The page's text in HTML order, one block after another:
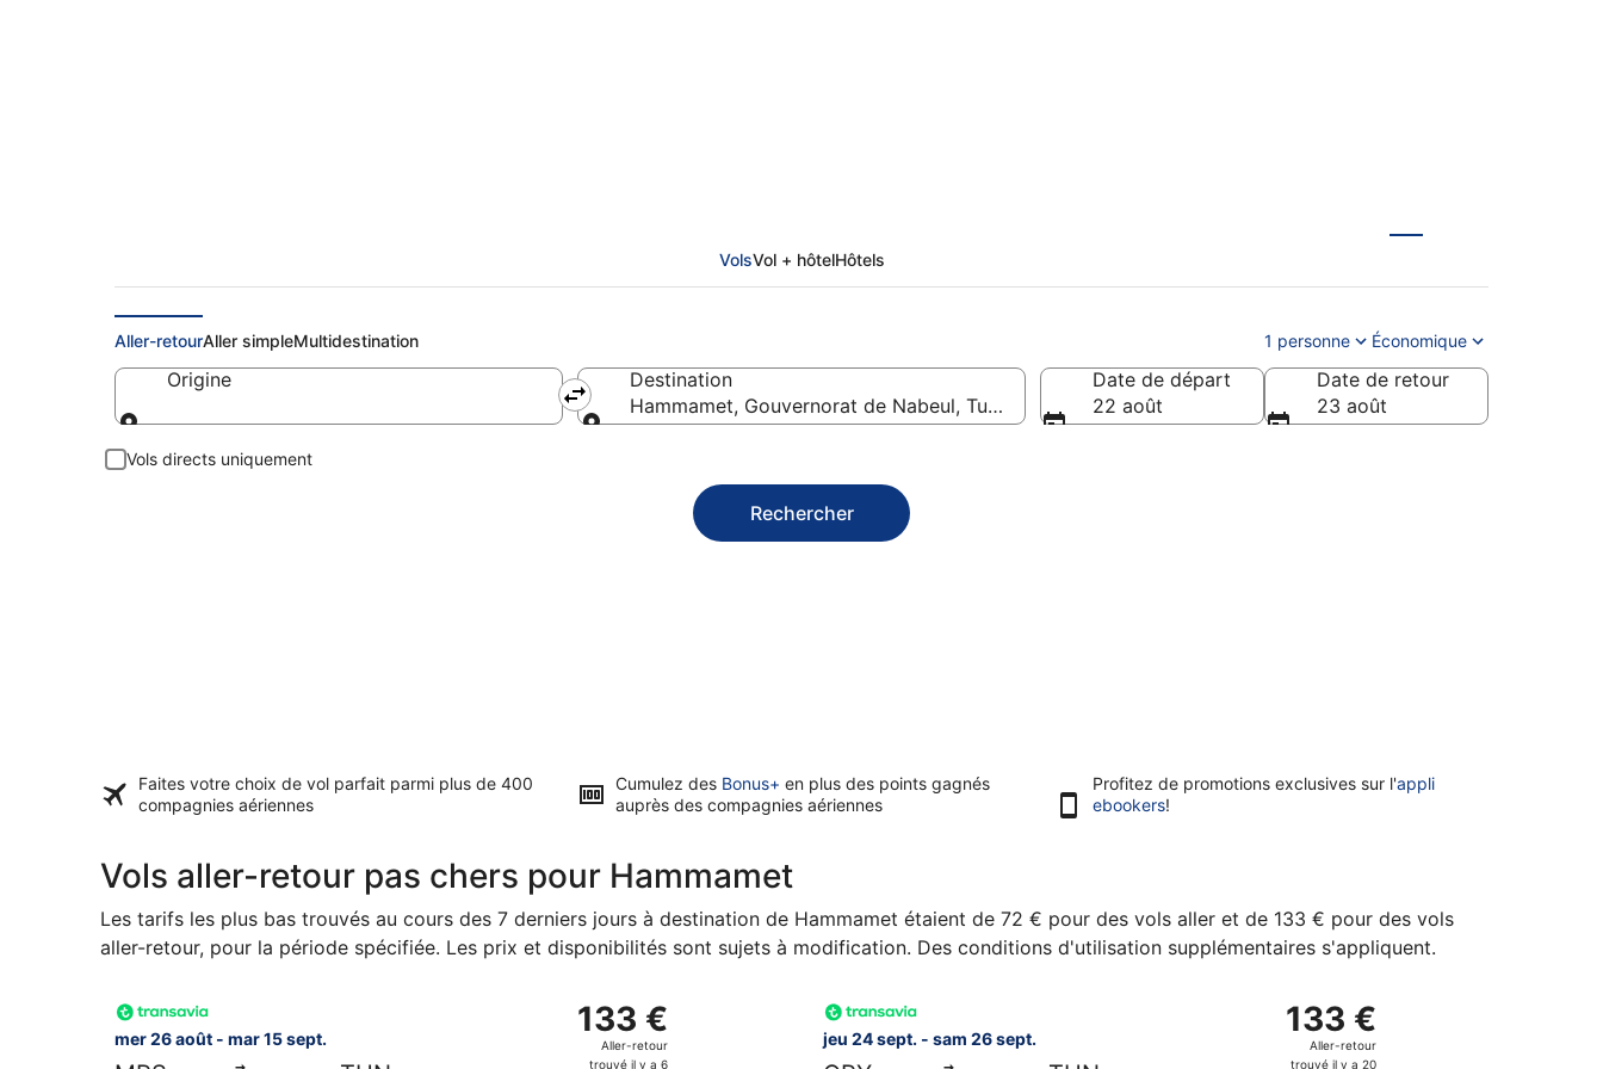
VolsVol + hôtelHôtels
Aller-retourAller simpleMultidestination 1 personne Économique
Origine
Destination
Hammamet, Gouvernorat de Nabeul, Tunisie
Date de départ
22 août
Date de retour
23 août
Vols directs uniquement
Rechercher
Faites votre choix de vol parfait parmi plus de 400
compagnies aériennes
Cumulez des Bonus+ en plus des points gagnés
auprès des compagnies aériennes
Profitez de promotions exclusives sur l'appli
ebookers!
Vols aller-retour pas chers pour Hammamet
Les tarifs les plus bas trouvés au cours des 7 derniers jours à destination de Hammamet étaient de 72 € pour des vols aller et de 133 € pour des vols
aller-retour, pour la période spécifiée. Les prix et disponibilités sont sujets à modification. Des conditions d'utilisation supplémentaires s'appliquent.
mer 26 août - mar 15 sept.
133 €
Aller-
retour,
133 €
Aller-retour
trouvé il y a 6
jeu 24 sept. - sam 26 sept.
133 €
Aller-
retour,
133 €
Aller-retour
trouvé il y a 20